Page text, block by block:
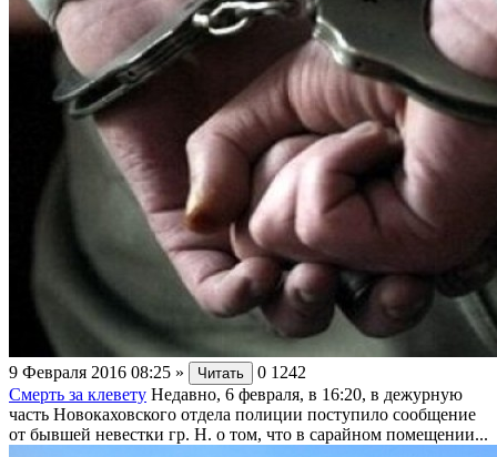
9 Февраля 2016 08:25 » Читать 0 1242
Смерть за клевету Недавно, 6 февраля, в 16:20, в дежурную
часть Новокаховского отдела полиции поступило сообщение
от бывшей невестки гр. Н. о том, что в сарайном помещении...